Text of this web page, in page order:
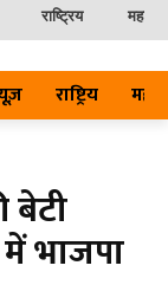
राष्ट्रिय
राष्ट्रिय
बेटी
भाजपा